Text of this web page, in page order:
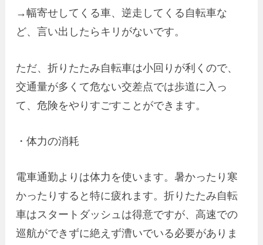
→幅寄せしてくる車、逆走してくる自転車な
ど、言い出したらキリがないです。
ただ、折りたたみ自転車は小回りが利くので、
交通量が多くて危ない交差点では歩道に入っ
て、危険をやりすごすことができます。
・体力の消耗
電車通勤よりは体力を使います。暑かったり寒
かったりすると特に疲れます。折りたたみ自転
車はスタートダッシュは得意ですが、高速での
巡航ができずに絶えず漕いでいる必要がありま